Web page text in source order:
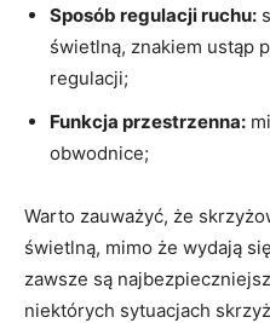
Sposób regulacji ruchu:
świetlną, znakiem ustąp
regulacji;
Funkcja przestrzenna:
obwodnice;
Warto zauważyć, że
świetlną, mimo że wydają
zawsze są
niektórych sytuacjach